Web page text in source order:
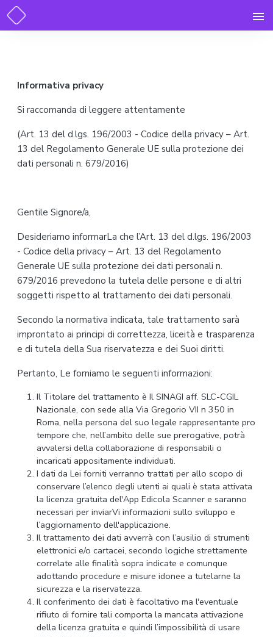
Informativa privacy
Si raccomanda di leggere attentamente
(Art. 13 del d.lgs. 196/2003 - Codice della privacy – Art.
13 del Regolamento Generale UE sulla protezione dei
dati personali n. 679/2016)
Gentile Signore/a,
Desideriamo informarLa che l’Art. 13 del d.lgs. 196/2003
- Codice della privacy – Art. 13 del Regolamento
Generale UE sulla protezione dei dati personali n.
679/2016 prevedono la tutela delle persone e di altri
soggetti rispetto al trattamento dei dati personali.
Secondo la normativa indicata, tale trattamento sarà
improntato ai principi di correttezza, liceità e trasparenza
e di tutela della Sua riservatezza e dei Suoi diritti.
Pertanto, Le forniamo le seguenti informazioni:
Il Titolare del trattamento è Il SINAGI aff. SLC-CGIL
Nazionale, con sede alla Via Gregorio VII n 350 in
Roma, nella persona del suo legale rappresentante pro
tempore che, nell’ambito delle sue prerogative, potrà
avvalersi della collaborazione di responsabili o
incaricati appositamente individuati.
I dati da Lei forniti verranno trattati per allo scopo di
conservare l’elenco degli utenti ai quali è stata attivata
la licenza gratuita del'App Edicola Scanner e saranno
necessari per inviarVi informazioni sullo sviluppo e
l’aggiornamento dell'applicazione.
Il trattamento dei dati avverrà con l’ausilio di strumenti
elettronici e/o cartacei, secondo logiche strettamente
correlate alle finalità sopra indicate e comunque
adottando procedure e misure idonee a tutelarne la
sicurezza e la riservatezza.
Il conferimento dei dati è facoltativo ma l'eventuale
rifiuto di fornire tali comporta la mancata attivazione
della licenza gratuita e quindi l’impossibilità di usare